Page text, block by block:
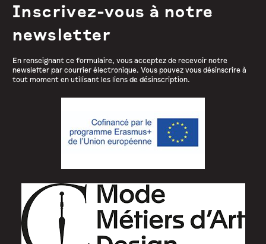
Inscrivez-vous à notre
newsletter
En renseignant ce formulaire, vous acceptez de recevoir notre
newsletter par courrier électronique. Vous pouvez vous désinscrire à
tout moment en utilisant les liens de désinscription.